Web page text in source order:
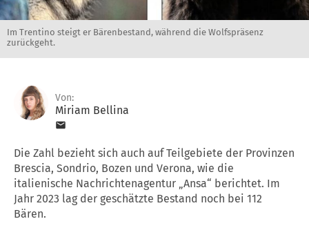
Im Trentino steigt er Bärenbestand, während die Wolfspräsenz
zurückgeht.
Von:
Miriam Bellina
Die Zahl bezieht sich auch auf Teilgebiete der Provinzen
Brescia, Sondrio, Bozen und Verona, wie die
italienische Nachrichtenagentur „Ansa“ berichtet. Im
Jahr 2023 lag der geschätzte Bestand noch bei 112
Bären.